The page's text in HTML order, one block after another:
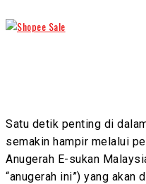
Satu detik penting di
semakin hampir melalui
Anugerah E-sukan
“anugerah ini”) yang akan